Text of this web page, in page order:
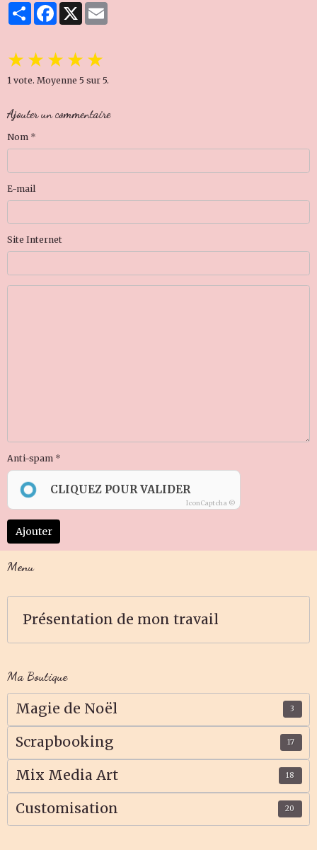
PartagerFacebook
X
★★★★★
1 vote. Moyenne 5 sur 5.
Ajouter un commentaire
Nom
E-mail
Site Internet
Anti-spam
CLIQUEZ POUR VALIDER
IconCaptcha ©
Ajouter
Menu
Présentation de mon travail
Ma Boutique
Magie de Noël 3
Scrapbooking 17
Mix Media Art 18
Customisation 20